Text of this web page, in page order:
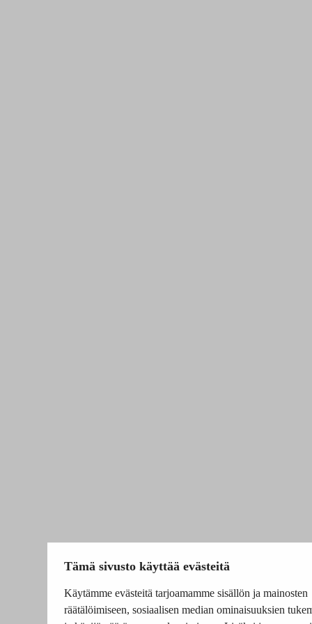
Tämä sivusto käyttää evästeitä
Käytämme evästeitä tarjoamamme sisällön ja mainosten
räätälöimiseen, sosiaalisen median ominaisuuksien